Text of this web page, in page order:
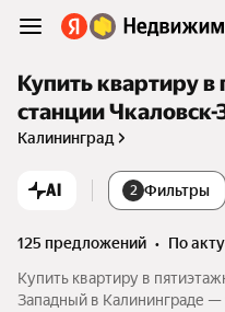
Купить квартиру
станции
Калининград
AI 2 Фильтры
125 предложений •
по
Купить квартиру в
Западный в Калининграде —